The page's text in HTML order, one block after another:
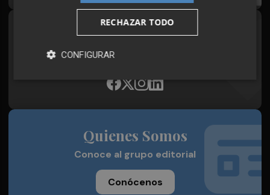
Síguenos en redes
Plaza Podcast, desde cualquier medio
Quienes Somos
Conoce al grupo editorial
Conócenos
RECHAZAR TODO
CONFIGURAR